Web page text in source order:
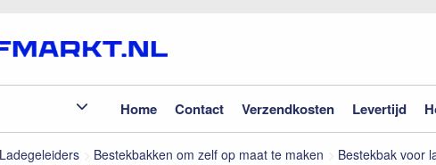
Home Contact Verzendkosten Levertijd
Ladegeleiders Bestekbakken om zelf op maat te maken
Bestekbak voor